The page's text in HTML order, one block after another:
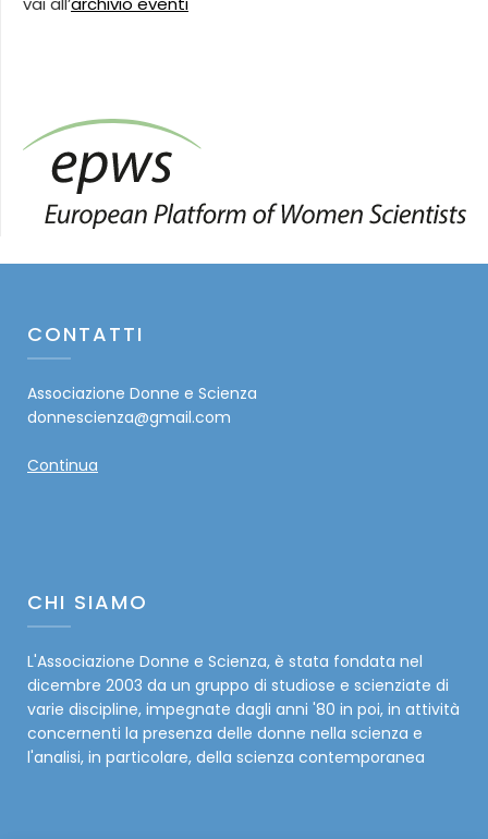
CONTATTI
Associazione Donne e Scienza
donnescienza@gmail.com
Continua
CHI SIAMO
L'Associazione Donne e Scienza, è stata fondata nel
dicembre 2003 da un gruppo di studiose e scienziate di
varie discipline, impegnate dagli anni '80 in poi, in attività
concernenti la presenza delle donne nella scienza e
l'analisi, in particolare, della scienza contemporanea